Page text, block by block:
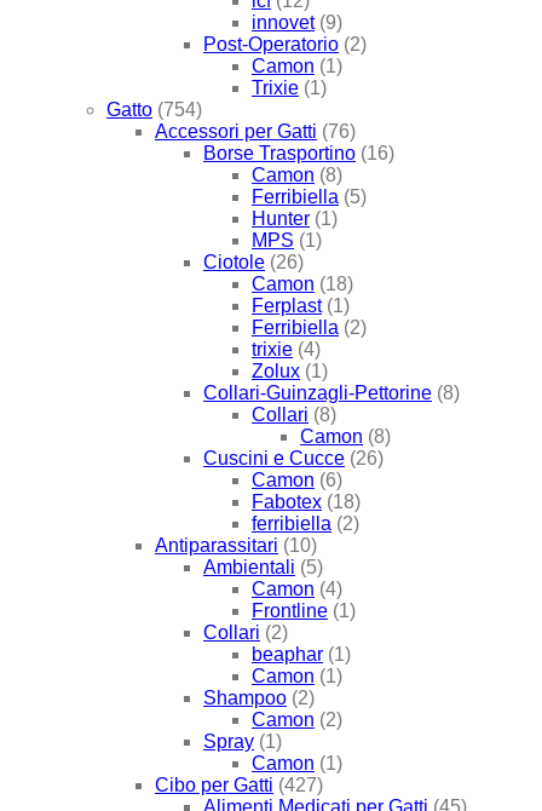
innovet (9)
Post-Operatorio (2)
Camon (1)
Trixie (1)
Gatto (754)
Accessori per Gatti (76)
Borse Trasportino (16)
Camon (8)
Ferribiella (5)
Hunter (1)
MPS (1)
Ciotole (26)
Camon (18)
Ferplast (1)
Ferribiella (2)
trixie (4)
Zolux (1)
Collari-Guinzagli-Pettorine (8)
Collari (8)
Camon (8)
Cuscini e Cucce (26)
Camon (6)
Fabotex (18)
ferribiella (2)
Antiparassitari (10)
Ambientali (5)
Camon (4)
Frontline (1)
Collari (2)
beaphar (1)
Camon (1)
Shampoo (2)
Camon (2)
Spray (1)
Camon (1)
Cibo per Gatti (427)
Alimenti Medicati per Gatti (45)